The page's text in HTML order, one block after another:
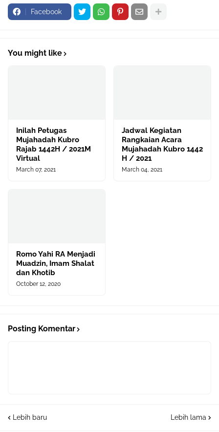
Facebook
You might like
Inilah Petugas
Mujahadah Kubro
Rajab 1442H / 2021M
Virtual
March 07, 2021
Jadwal Kegiatan
Rangkaian Acara
Mujahadah Kubro 1442
H / 2021
March 04, 2021
Romo Yahi RA Menjadi
Muadzin, Imam Shalat
dan Khotib
October 12, 2020
Posting Komentar
Lebih baru Lebih lama